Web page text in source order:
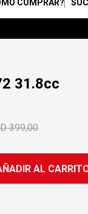
COMPRAR?
31.8cc
399,00
AL